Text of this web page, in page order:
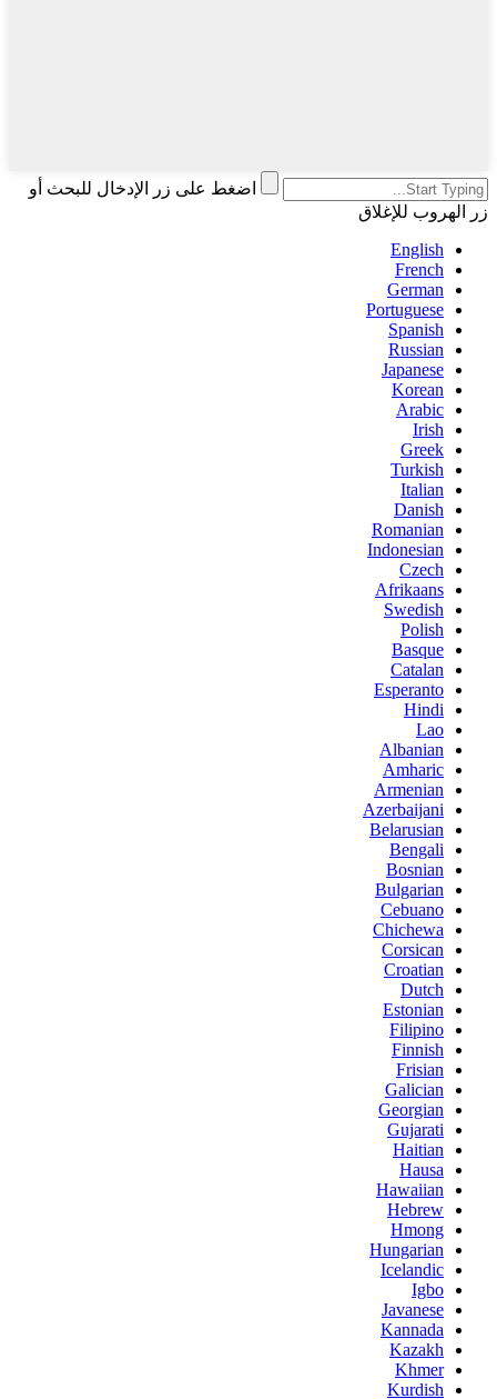
اضغط على زر الإدخال للبحث أو
زر الهروب للإغلاق
English
French
German
Portuguese
Spanish
Russian
Japanese
Korean
Arabic
Irish
Greek
Turkish
Italian
Danish
Romanian
Indonesian
Czech
Afrikaans
Swedish
Polish
Basque
Catalan
Esperanto
Hindi
Lao
Albanian
Amharic
Armenian
Azerbaijani
Belarusian
Bengali
Bosnian
Bulgarian
Cebuano
Chichewa
Corsican
Croatian
Dutch
Estonian
Filipino
Finnish
Frisian
Galician
Georgian
Gujarati
Haitian
Hausa
Hawaiian
Hebrew
Hmong
Hungarian
Icelandic
Igbo
Javanese
Kannada
Kazakh
Khmer
Kurdish